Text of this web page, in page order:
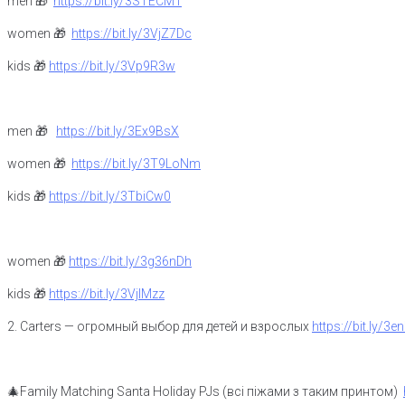
women 🎁 https://bit.ly/3VjZ7Dc
kids 🎁 https://bit.ly/3Vp9R3w
men 🎁 https://bit.ly/3Ex9BsX
women 🎁 https://bit.ly/3T9LoNm
kids 🎁 https://bit.ly/3TbiCw0
women 🎁 https://bit.ly/3g36nDh
kids 🎁 https://bit.ly/3VjlMzz
2. Carters — огромный выбор для детей и взрослых https://bit.ly/
🎄Family Matching Santa Holiday PJs (всi пiжами з таким принтом)